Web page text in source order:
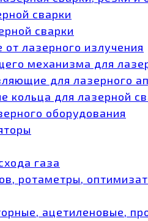
сварки
сварки
лазерного излучения
механизма для
для лазерного
кольца для лазерной
оборудования
газа
ротаметры,
ацетиленовые,